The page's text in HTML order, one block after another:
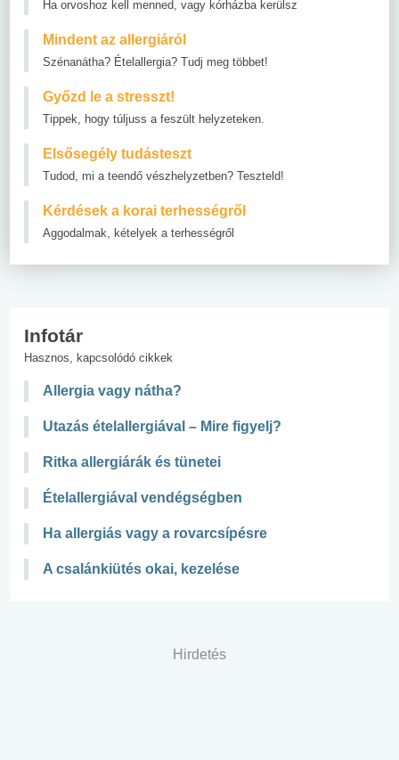
Ha orvoshoz kell menned, vagy kórházba kerülsz
Mindent az allergiáról
Szénanátha? Ételallergia? Tudj meg többet!
Győzd le a stresszt!
Tippek, hogy túljuss a feszült helyzeteken.
Elsősegély tudásteszt
Tudod, mi a teendő vészhelyzetben? Teszteld!
Kérdések a korai terhességről
Aggodalmak, kételyek a terhességről
Infotár
Hasznos, kapcsolódó cikkek
Allergia vagy nátha?
Utazás ételallergiával – Mire figyelj?
Ritka allergiárák és tünetei
Ételallergiával vendégségben
Ha allergiás vagy a rovarcsípésre
A csalánkiütés okai, kezelése
Hirdetés